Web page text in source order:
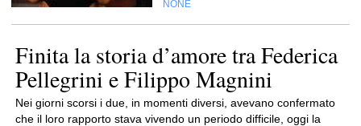
NONE
Finita la storia d’amore tra Federica
Pellegrini e Filippo Magnini
Nei giorni scorsi i due, in momenti diversi, avevano confermato
che il loro rapporto stava vivendo un periodo difficile, oggi la